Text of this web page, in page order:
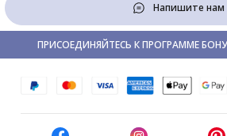
Напишите нам
ПРИСОЕДИНЯЙТЕСЬ К ПРОГРАММЕ